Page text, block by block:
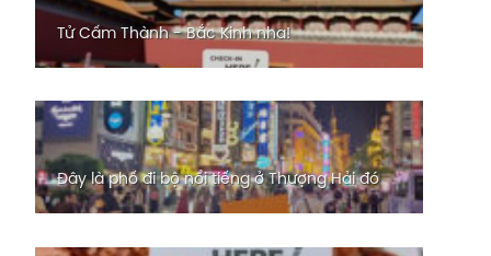
Tử Cấm Thành - Bắc Kinh nha!
Đây là phố đi bộ nổi tiếng ở Thượng Hải đó